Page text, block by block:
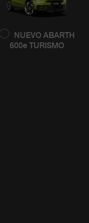
NUEVO ABARTH
600e TURISMO